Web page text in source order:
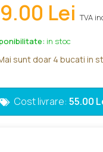
Lei TVA
in stoc
sunt doar 4 bucati in
Cost livrare: 55.00